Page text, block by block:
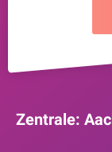
Zentrale: